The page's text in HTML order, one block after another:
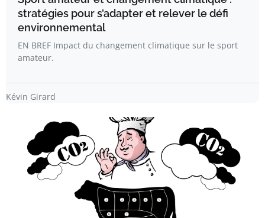
stratégies pour s’adapter et relever le défi
environnemental
EN BREF Impact du changement climatique sur le sport
amateur.
Kévin Girard